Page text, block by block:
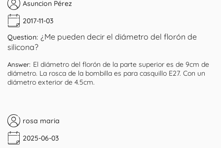
Asuncion Pérez
2017-11-03
Question: ¿Me pueden decir el diámetro del florón de
silicona?
Answer: El diámetro del florón de la parte superior es de 9cm de
diámetro. La rosca de la bombilla es para casquillo E27. Con un
diámetro exterior de 4.5cm.
rosa maria
2025-06-03